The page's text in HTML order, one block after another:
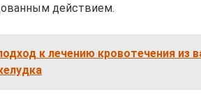
действием.
к лечению кровотечения из